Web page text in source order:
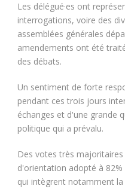
Les délégué·es ont
interrogations, voire des
assemblées générales
amendements ont été
des débats.
Un sentiment de forte
pendant ces trois jours
échanges et d'une grande
politique qui a prévalu.
Des votes très
d'orientation adopté à
qui intègrent notamment